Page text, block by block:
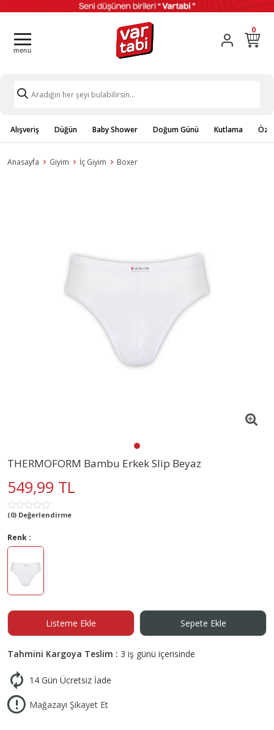
0
Alışveriş Düğün Baby Shower Doğum Günü Kutlama
Anasayfa Giyim İç Giyim Boxer
THERMOFORM Bambu Erkek Slip Beyaz
549,99 TL
(0) Değerlendirme
Renk :
Listeme Ekle Sepete Ekle
Tahmini Kargoya Teslim : 3 iş günü içerisinde
14 Gün Ücretsiz İade
Mağazayı Şikayet Et